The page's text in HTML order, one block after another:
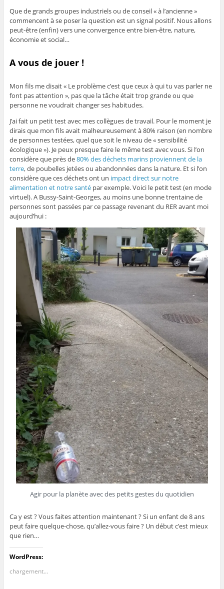
Que de grands groupes industriels ou de conseil « à l’ancienne »
commencent à se poser la question est un signal positif. Nous allons
peut-être (enfin) vers une convergence entre bien-être, nature,
économie et social…
A vous de jouer !
Mon fils me disait « Le problème c’est que ceux à qui tu vas parler ne
font pas attention », pas que la tâche était trop grande ou que
personne ne voudrait changer ses habitudes.
J’ai fait un petit test avec mes collègues de travail. Pour le moment je
dirais que mon fils avait malheureusement à 80% raison (en nombre
de personnes testées, quel que soit le niveau de « sensibilité
écologique »). Je peux presque faire le même test avec vous. Si l’on
considère que près de80% des déchets marins proviennent de la
terre, de poubelles jetées ou abandonnées dans la nature. Et si l’on
considère que ces déchets ont un impact direct sur notre
alimentation et notre santépar exemple. Voici le petit test (en mode
virtuel). A Bussy-Saint-Georges, au moins une bonne trentaine de
personnes sont passées par ce passage revenant du RER avant moi
aujourd’hui :
Agir pour la planète avec des petits gestes du quotidien
Ca y est ? Vous faites attention maintenant ? Si un enfant de 8 ans
peut faire quelque-chose, qu’allez-vous faire ? Un début c’est mieux
que rien…
WordPress:
chargement…